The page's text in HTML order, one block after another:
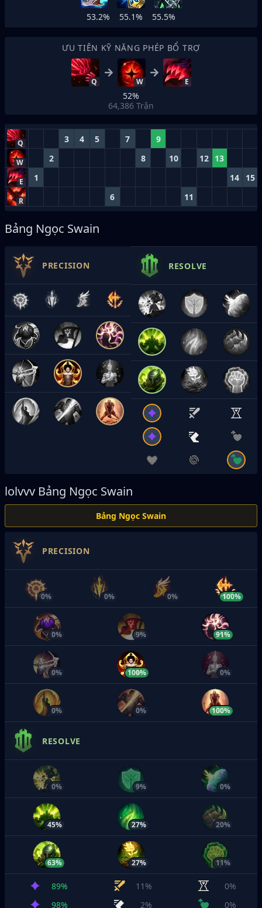
53.2% 55.1% 55.5%
ƯU TIÊN KỸ NĂNG PHÉP BỔ TRỢ
Q W E
52%
64,386 Trận
Q 3 4 5 7 9
W 2 8 10 12 13
E 1 14 15
R 6 11
Bảng Ngọc Swain
PRECISION RESOLVE
lolvvv Bảng Ngọc Swain
Bảng Ngọc Swain
PRECISION
0% 0% 0% 100%
0% 9% 91%
0% 100% 0%
0% 0% 100%
RESOLVE
0% 9% 0%
45% 27% 20%
63% 27% 11%
89% 11%
0%
98%
2% 0%